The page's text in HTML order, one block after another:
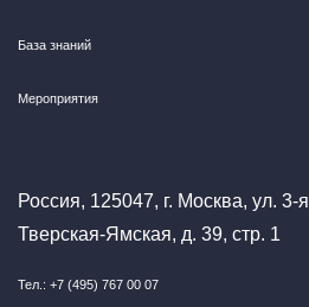
База знаний
Мероприятия
Россия, 125047, г. Москва, ул. 3-я
Тверская-Ямская, д. 39, стр. 1
Тел.: +7 (495) 767 00 07